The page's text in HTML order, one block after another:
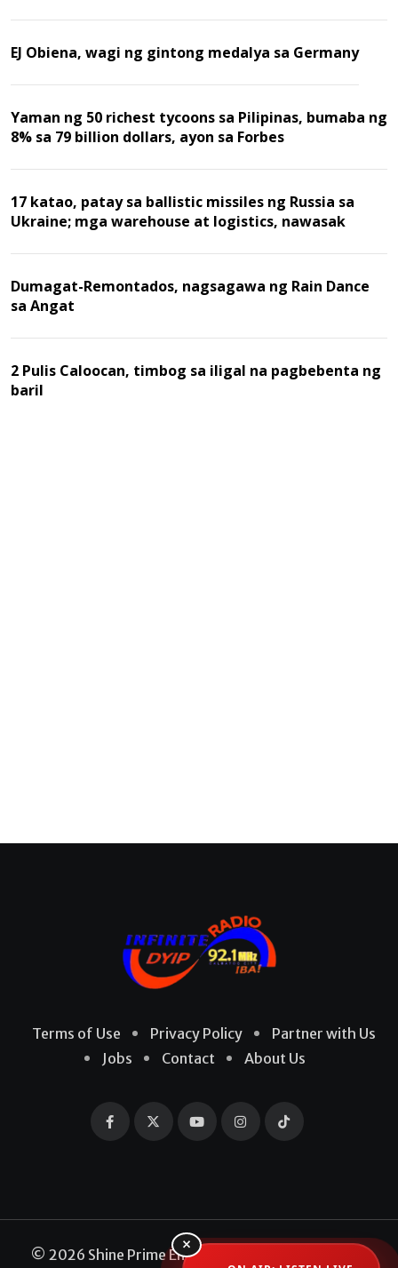
EJ Obiena, wagi ng gintong medalya sa Germany
Yaman ng 50 richest tycoons sa Pilipinas, bumaba ng
8% sa 79 billion dollars, ayon sa Forbes
17 katao, patay sa ballistic missiles ng Russia sa
Ukraine; mga warehouse at logistics, nawasak
Dumagat-Remontados, nagsagawa ng Rain Dance
sa Angat
2 Pulis Caloocan, timbog sa iligal na pagbebenta ng
baril
Terms of Use Privacy Policy
Partner with Us
Jobs
Contact About Us
© 2026 Shine Prime Entertainment Production. All
×